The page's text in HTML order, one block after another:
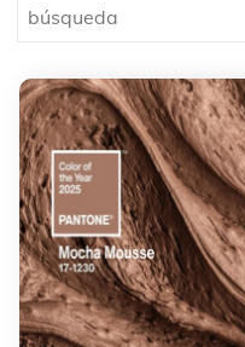
Nueva tendencia: todo
color